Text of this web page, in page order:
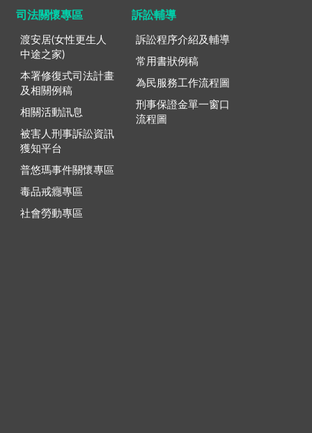
司法關懷專區
渡安居(女性更生人
中途之家)
本署修復式司法計畫
及相關例稿
相關活動訊息
被害人刑事訴訟資訊
獲知平台
普悠瑪事件關懷專區
毒品戒癮專區
社會勞動專區
訴訟輔導
訴訟程序介紹及輔導
常用書狀例稿
為民服務工作流程圖
刑事保證金單一窗口
流程圖